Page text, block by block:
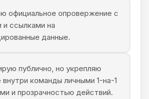
официальное опровержение с
и ссылками на
данные.
публично, но укрепляю
внутри команды личными 1-на-1
и прозрачностью действий.